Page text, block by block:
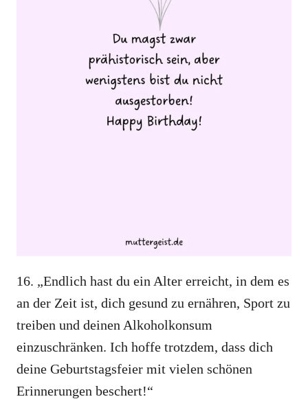
16. „Endlich hast du ein Alter erreicht, in dem es
an der Zeit ist, dich gesund zu ernähren, Sport zu
treiben und deinen Alkoholkonsum
einzuschränken. Ich hoffe trotzdem, dass dich
deine Geburtstagsfeier mit vielen schönen
Erinnerungen beschert!“